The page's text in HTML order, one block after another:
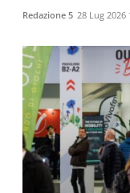
Redazione 5 28 Lug 2026